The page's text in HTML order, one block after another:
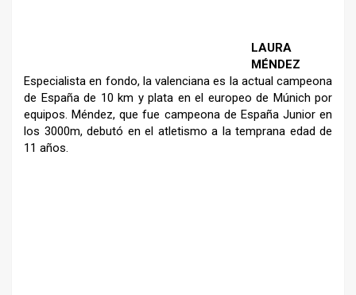
LAURA
MÉNDEZ
Especialista en fondo, la valenciana es la actual campeona
de España de 10 km y plata en el europeo de Múnich por
equipos.Méndez, que fue campeona de España Junior en
los 3000m, debutó en el atletismo a la temprana edad de
11 años.